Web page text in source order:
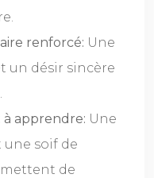
renforcé: Une
un désir sincère
à apprendre: Une
soif de
de